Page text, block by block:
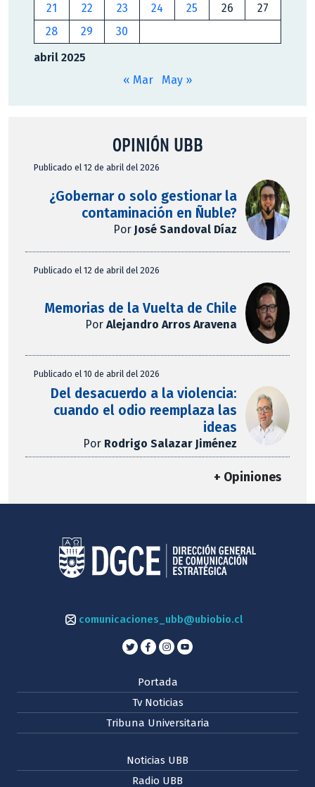
abril 2025
21
22 23 24 25 26
27
28
29 30
« Mar May »
OPINIÓN UBB
Publicado el 12 de abril del 2026
¿Gobernar o solo gestionar la
contaminación en Ñuble?
Por José Sandoval Díaz
Publicado el 12 de abril del 2026
Memorias de la Vuelta de Chile
PorAlejandro Arros Aravena
Publicado el 10 de abril del 2026
Del desacuerdo a la violencia:
cuando el odio reemplaza las
ideas
Por Rodrigo Salazar Jiménez
+ Opiniones
comunicaciones_ubb@ubiobio.cl
Portada
Tv Noticias
Tribuna Universitaria
Noticias UBB
Radio UBB